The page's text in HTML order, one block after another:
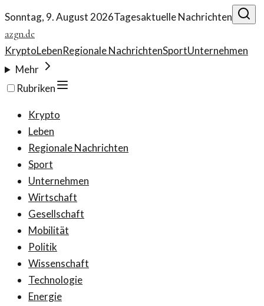
Sonntag, 9. August 2026Tagesaktuelle Nachrichten
azgn.de
KryptoLebenRegionale NachrichtenSportUnternehmen
Mehr
Rubriken
Krypto
Leben
Regionale Nachrichten
Sport
Unternehmen
Wirtschaft
Gesellschaft
Mobilität
Politik
Wissenschaft
Technologie
Energie